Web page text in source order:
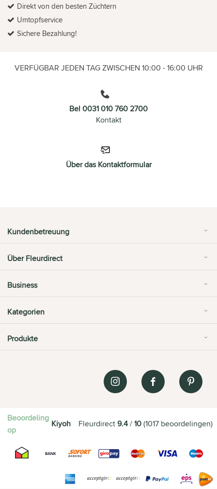
Direkt von den besten Züchtern
Umtopfservice
Sichere Bezahlung!
VERFÜGBAR JEDEN TAG ZWISCHEN 10:00 - 16:00 UHR
Bel 0031 010 760 2700
Kontakt
Über das Kontaktformular
Kundenbetreuung
Über Fleurdirect
Business
Kategorien
Produkte
Beoordeling
op
Kiyoh Fleurdirect9.4/10(1017 beoordelingen)